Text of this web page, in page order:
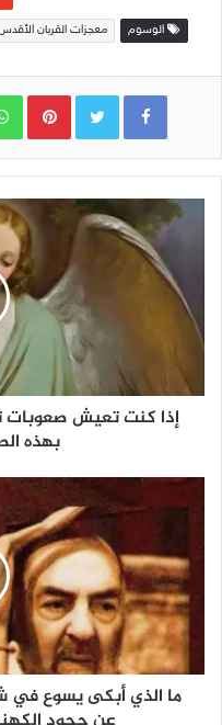
الوسوم معجزات القربان
إذا كنت تعيش صعوبات
بهذه
ما الذي أبكى يسوع في